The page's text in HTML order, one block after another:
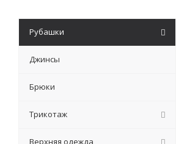
Рубашки
Джинсы
Брюки
Трикотаж
Верхняя одежда